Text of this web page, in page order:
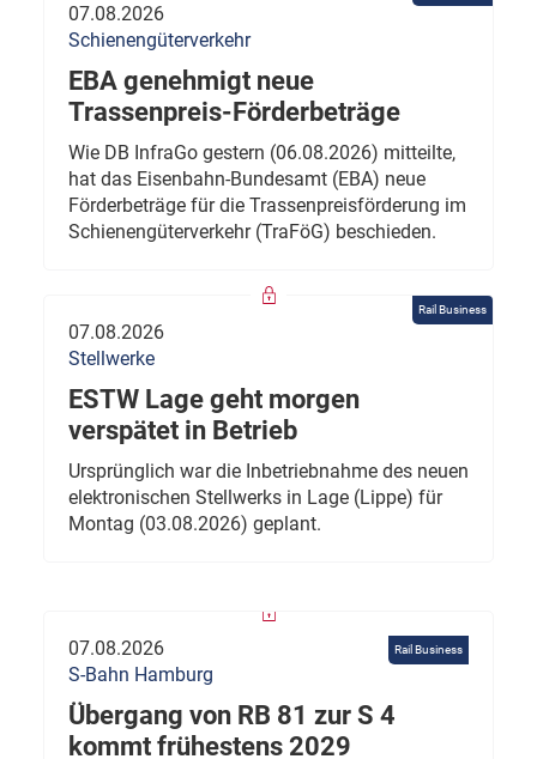
07.08.2026
Schienengüterverkehr
EBA genehmigt neue
Trassenpreis-Förderbeträge
Wie DB InfraGo gestern (06.08.2026) mitteilte,
hat das Eisenbahn-Bundesamt (EBA) neue
Förderbeträge für die Trassenpreisförderung im
Schienengüterverkehr (TraFöG) beschieden.
Rail Business
07.08.2026
Stellwerke
ESTW Lage geht morgen
verspätet in Betrieb
Ursprünglich war die Inbetriebnahme des neuen
elektronischen Stellwerks in Lage (Lippe) für
Montag (03.08.2026) geplant.
Rail Business
07.08.2026
S-Bahn Hamburg
Übergang von RB 81 zur S 4
kommt frühestens 2029